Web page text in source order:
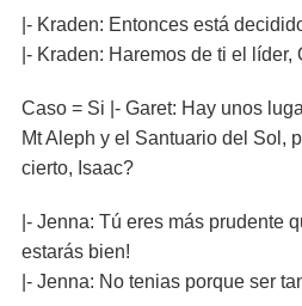
|- Kraden: Entonces está
|- Kraden: Haremos de ti el líder,
Caso = Si |- Garet: Hay unos
Mt Aleph y el Santuario del Sol,
cierto, Isaac?
|- Jenna: Tú eres más prudente
estarás bien!
|- Jenna: No tenias porque ser